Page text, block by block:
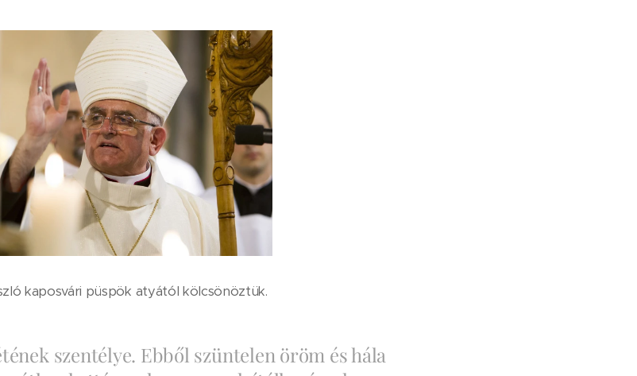
kaposvári püspök atyától kölcsönöztük.
szentélye. Ebből szüntelen öröm és hála